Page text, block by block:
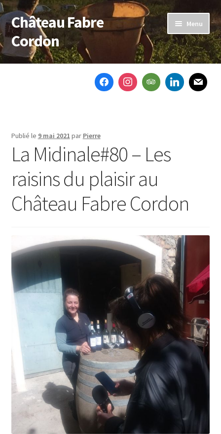
Aller
à
la
navigation
Aller
au
contenu
Château Fabre
Cordon
Menu
Accueil
Notre actu
Contactez-nous
Publié le 9 mai 2021 par Pierre
La Midinale#80 – Les
raisins du plaisir au
Château Fabre Cordon